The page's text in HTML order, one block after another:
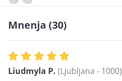
Mnenja (30)
Liudmyla P. (Ljubljana - 1000)